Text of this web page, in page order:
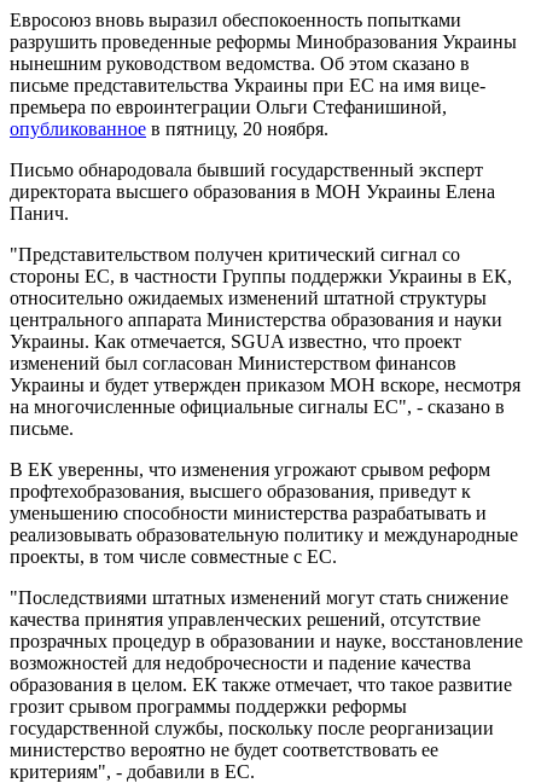
Евросоюз вновь выразил обеспокоенность попытками
разрушить проведенные реформы Минобразования Украины
нынешним руководством ведомства. Об этом сказано в
письме представительства Украины при ЕС на имя вице-
премьера по евроинтеграции Ольги Стефанишиной,
опубликованное в пятницу, 20 ноября.
Письмо обнародовала бывший государственный эксперт
директората высшего образования в МОН Украины Елена
Панич.
"Представительством получен критический сигнал со
стороны ЕС, в частности Группы поддержки Украины в ЕК,
относительно ожидаемых изменений штатной структуры
центрального аппарата Министерства образования и науки
Украины. Как отмечается, SGUA известно, что проект
изменений был согласован Министерством финансов
Украины и будет утвержден приказом МОН вскоре, несмотря
на многочисленные официальные сигналы ЕС", - сказано в
письме.
В ЕК уверенны, что изменения угрожают срывом реформ
профтехобразования, высшего образования, приведут к
уменьшению способности министерства разрабатывать и
реализовывать образовательную политику и международные
проекты, в том числе совместные с ЕС.
"Последствиями штатных изменений могут стать снижение
качества принятия управленческих решений, отсутствие
прозрачных процедур в образовании и науке, восстановление
возможностей для недоброчесности и падение качества
образования в целом. ЕК также отмечает, что такое развитие
грозит срывом программы поддержки реформы
государственной службы, поскольку после реорганизации
министерство вероятно не будет соответствовать ее
критериям", - добавили в ЕС.